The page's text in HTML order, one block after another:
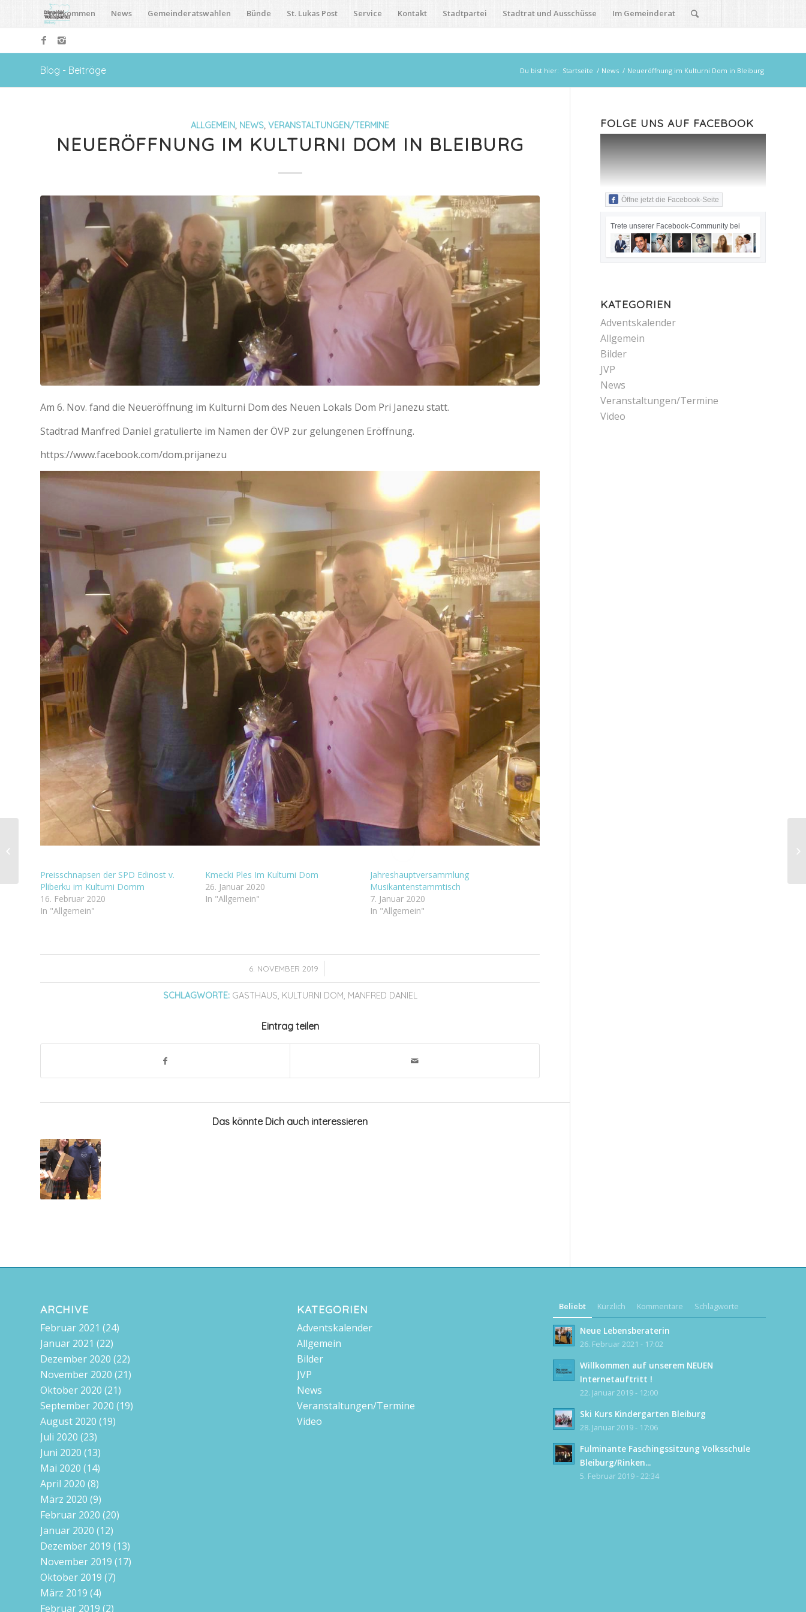
Willkommen News Gemeinderatswahlen Bünde St. Lukas Post Service Kontakt Stadtpartei Stadtrat und Ausschüsse Im Gemeinderat
Blog - Beiträge Du bist hier: Startseite / News / Neueröffnung im Kulturni Dom in Bleiburg
ALLGEMEIN, NEWS,VERANSTALTUNGEN/TERMINE
NEUERÖFFNUNG IM KULTURNI DOM IN BLEIBURG
Am 6. Nov. fand die Neueröffnung im Kulturni Dom des Neuen Lokals Dom Pri Janezu statt.
Stadtrad Manfred Daniel gratulierte im Namen der ÖVP zur gelungenen Eröffnung.
https://www.facebook.com/dom.prijanezu
Preisschnapsen der SPD Edinost v.
Pliberku im Kulturni Domm
16. Februar 2020
In "Allgemein"
Kmecki Ples Im Kulturni Dom
26. Januar 2020
In "Allgemein"
Jahreshauptversammlung
Musikantenstammtisch
7. Januar 2020
In "Allgemein"
6. NOVEMBER 2019
/
SCHLAGWORTE: GASTHAUS, KULTURNI DOM, MANFRED DANIEL
Eintrag teilen
Das könnte Dich auch interessieren
FOLGE UNS AUF FACEBOOK
Öffne jetzt die Facebook-Seite
Trete unserer Facebook-Community bei
KATEGORIEN
Adventskalender
Allgemein
Bilder
JVP
News
Veranstaltungen/Termine
Video
ARCHIVE
Februar 2021 (24)
Januar 2021 (22)
Dezember 2020 (22)
November 2020 (21)
Oktober 2020 (21)
September 2020 (19)
August 2020 (19)
Juli 2020 (23)
Juni 2020 (13)
Mai 2020 (14)
April 2020 (8)
März 2020 (9)
Februar 2020 (20)
Januar 2020 (12)
Dezember 2019 (13)
November 2019 (17)
Oktober 2019 (7)
März 2019 (4)
Februar 2019 (2)
KATEGORIEN
Adventskalender
Allgemein
Bilder
JVP
News
Veranstaltungen/Termine
Video
Beliebt Kürzlich Kommentare Schlagworte
Neue Lebensberaterin
26. Februar 2021 - 17:02
Willkommen auf unserem NEUEN
Internetauftritt !
22. Januar 2019 - 12:00
Ski Kurs Kindergarten Bleiburg
28. Januar 2019 - 17:06
Fulminante Faschingssitzung Volksschule
Bleiburg/Rinken...
5. Februar 2019 - 22:34
Feintrassierung St.